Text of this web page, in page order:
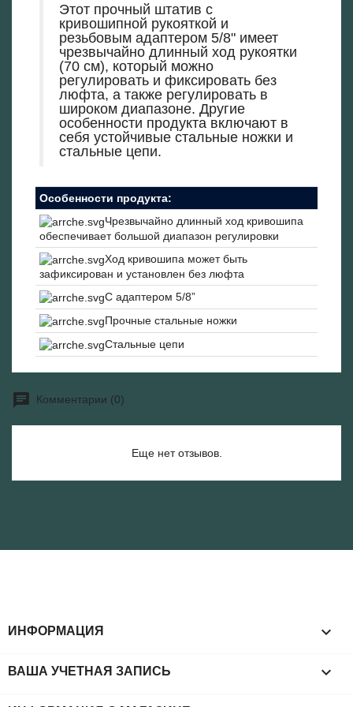
Этот прочный штатив с
кривошипной рукояткой и
резьбовым адаптером 5/8" имеет
чрезвычайно длинный ход рукоятки
(70 см), который можно
регулировать и фиксировать без
люфта, а также регулировать в
широком диапазоне. Другие
особенности продукта включают в
себя устойчивые стальные ножки и
стальные цепи.
Особенности продукта:
Чрезвычайно длинный ход кривошипа
обеспечивает большой диапазон регулировки
Ход кривошипа может быть
зафиксирован и установлен без люфта
С адаптером 5/8”
Прочные стальные ножки
Стальные цепи
Комментарии (0)
Еще нет отзывов.
ИНФОРМАЦИЯ 
ВАША УЧЕТНАЯ ЗАПИСЬ 